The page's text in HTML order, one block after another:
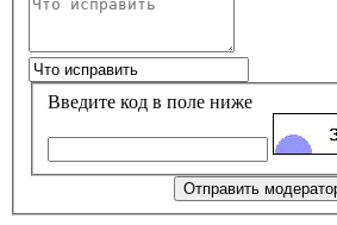
Введите код в поле ниже
Отправить